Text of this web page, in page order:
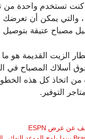
كنت تستخدم واحدة
والتي يمكن أن تعرضك
مصباح عتيقة
الزيت القديمة هو ما
فوق أسلاك المصباح في
من اتخاذ كل هذه
التوفير.